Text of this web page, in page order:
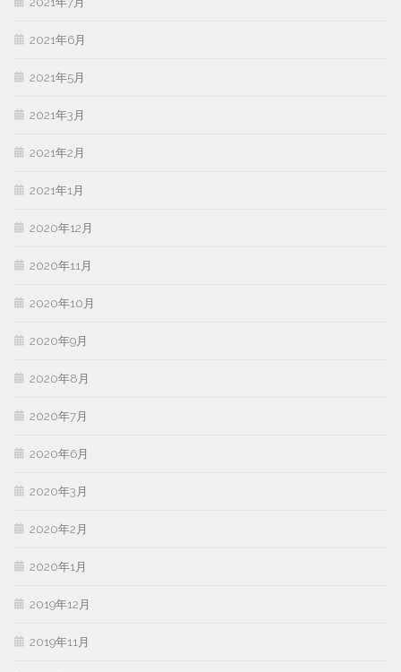
2021年6月
2021年5月
2021年3月
2021年2月
2021年1月
2020年12月
2020年11月
2020年10月
2020年9月
2020年8月
2020年7月
2020年6月
2020年3月
2020年2月
2020年1月
2019年12月
2019年11月